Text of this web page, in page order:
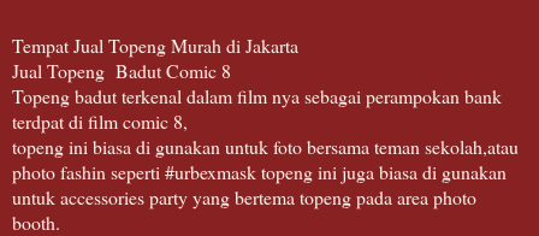
Tempat Jual Topeng Murah di Jakarta
Jual Topeng Badut Comic 8
Topeng badut terkenal dalam film nya sebagai perampokan bank
terdpat di film comic 8,
topeng ini biasa di gunakan untuk foto bersama teman sekolah,atau
photo fashin seperti #urbexmask topeng ini juga biasa di gunakan
untuk accessories party yang bertema topeng pada area photo
booth.